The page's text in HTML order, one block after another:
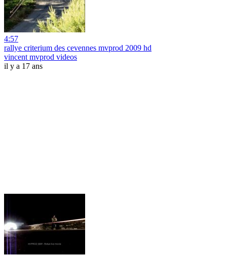
4:57
rallye criterium des cevennes mvprod 2009 hd
vincent mvprod videos
il y a 17 ans